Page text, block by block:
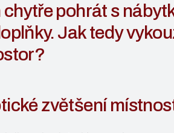
chytře pohrát s
Jak tedy
zvětšení